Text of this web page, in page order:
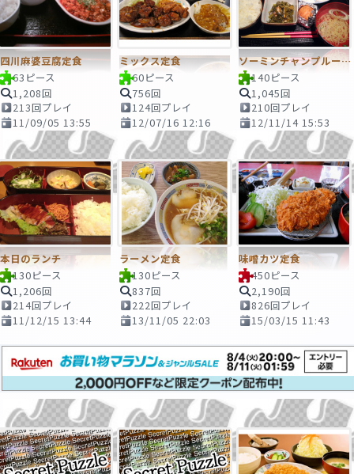
四川麻婆豆腐定食
63ピース
1,208回
213回プレイ
11/09/05 13:55
ミックス定食
60ピース
756回
124回プレイ
12/07/16 12:16
ソーミンチャンプルーセット
140ピース
1,045回
210回プレイ
12/11/14 15:53
本日のランチ
130ピース
1,206回
214回プレイ
11/12/15 13:44
ラーメン定食
130ピース
837回
222回プレイ
13/11/05 22:03
味噌カツ定食
450ピース
2,190回
826回プレイ
15/03/15 11:43